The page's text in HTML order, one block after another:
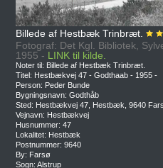
Billede af Hestbæk Trinbræt.
Fotograf: Det Kgl. Bibliotek,
1955 - LINK til kilde.
Noter til: Billede af Hestbæk Trinbræt.
Titel: Hestbækvej 47 - Godthaab - 1955 -
Person: Peder Bunde
Bygningsnavn: Godthåb
Sted: Hestbækvej 47, Hestbæk, 9640
Vejnavn: Hestbækvej
Husnummer: 47
Lokalitet: Hestbæk
Postnummer: 9640
By: Farsø
Sogn: Alstrup